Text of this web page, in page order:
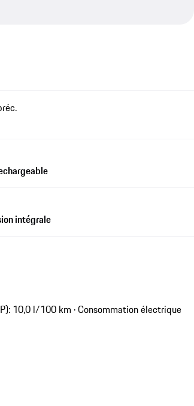
intégrale
10,0 l/100 km · Consommation électrique